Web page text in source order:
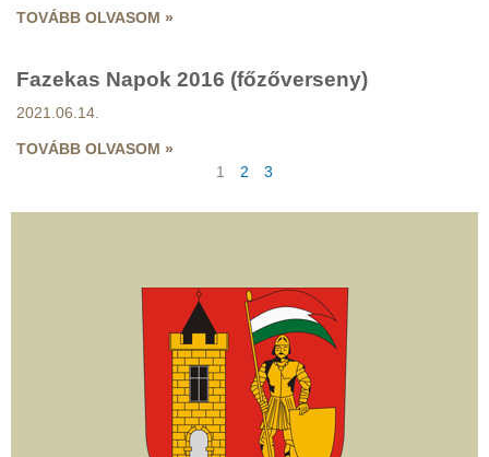
TOVÁBB OLVASOM »
Fazekas Napok 2016 (főzőverseny)
2021.06.14.
TOVÁBB OLVASOM »
1 2 3